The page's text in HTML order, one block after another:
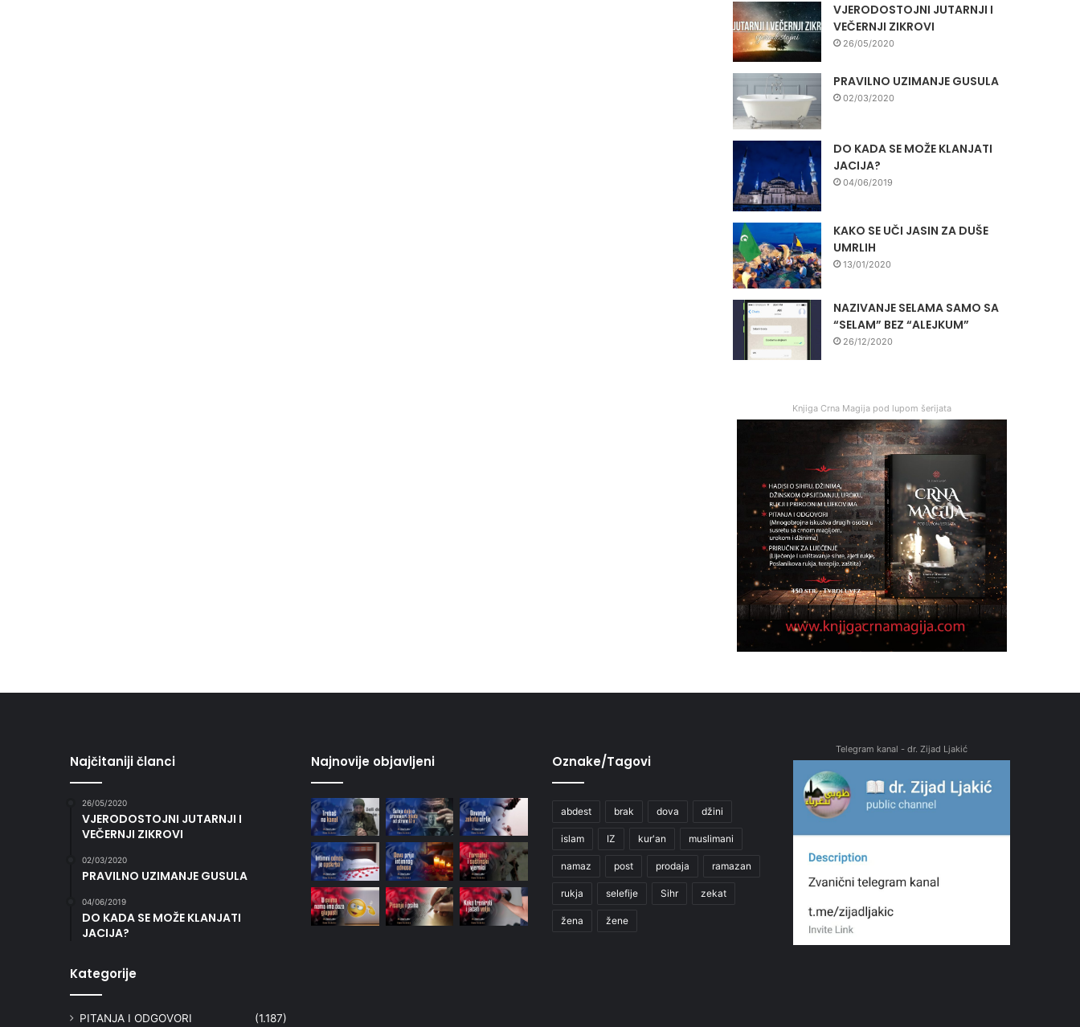
VJERODOSTOJNI JUTARNJI I
VEČERNJI ZIKROVI
26/05/2020
PRAVILNO UZIMANJE GUSULA
02/03/2020
DO KADA SE MOŽE KLANJATI
JACIJA?
04/06/2019
KAKO SE UČI JASIN ZA DUŠE
UMRLIH
13/01/2020
NAZIVANJE SELAMA SAMO SA
“SELAM” BEZ “ALEJKUM”
26/12/2020
Knjiga Crna Magija pod lupom šerijata
Najčitaniji članci
26/05/2020
VJERODOSTOJNI JUTARNJI I
VEČERNJI ZIKROVI
02/03/2020
PRAVILNO UZIMANJE GUSULA
04/06/2019
DO KADA SE MOŽE KLANJATI
JACIJA?
Kategorije
PITANJA I ODGOVORI (1.187)
Najnovije objavljeni Oznake/Tagovi
abdest brak dova džini
islam IZ kur'an muslimani
namaz post prodaja ramazan
rukja selefije Sihr zekat
žena žene
Telegram kanal - dr. Zijad Ljakić